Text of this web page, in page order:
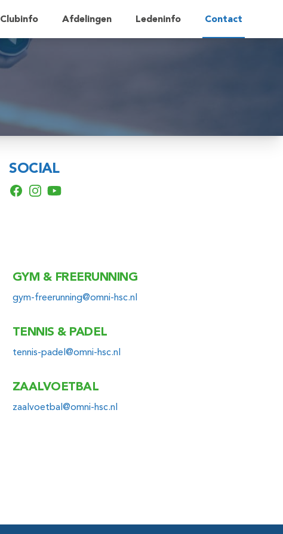
Clubinfo Afdelingen Ledeninfo Contact
SOCIAL
Facebook
Instagram
YouTube
GYM & FREERUNNING
Email
gym-freerunning@omni-hsc.nl
TENNIS & PADEL
Email
tennis-padel@omni-hsc.nl
ZAALVOETBAL
Email
zaalvoetbal@omni-hsc.nl